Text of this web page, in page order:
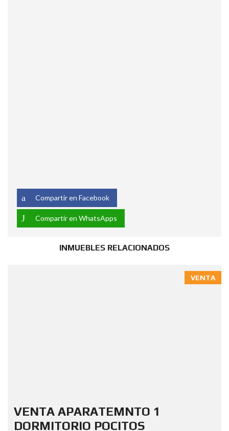
Compartir en Facebook
Compartir en WhatsApps
INMUEBLES RELACIONADOS
VENTA
VENTA APARATEMNTO 1
DORMITORIO POCITOS